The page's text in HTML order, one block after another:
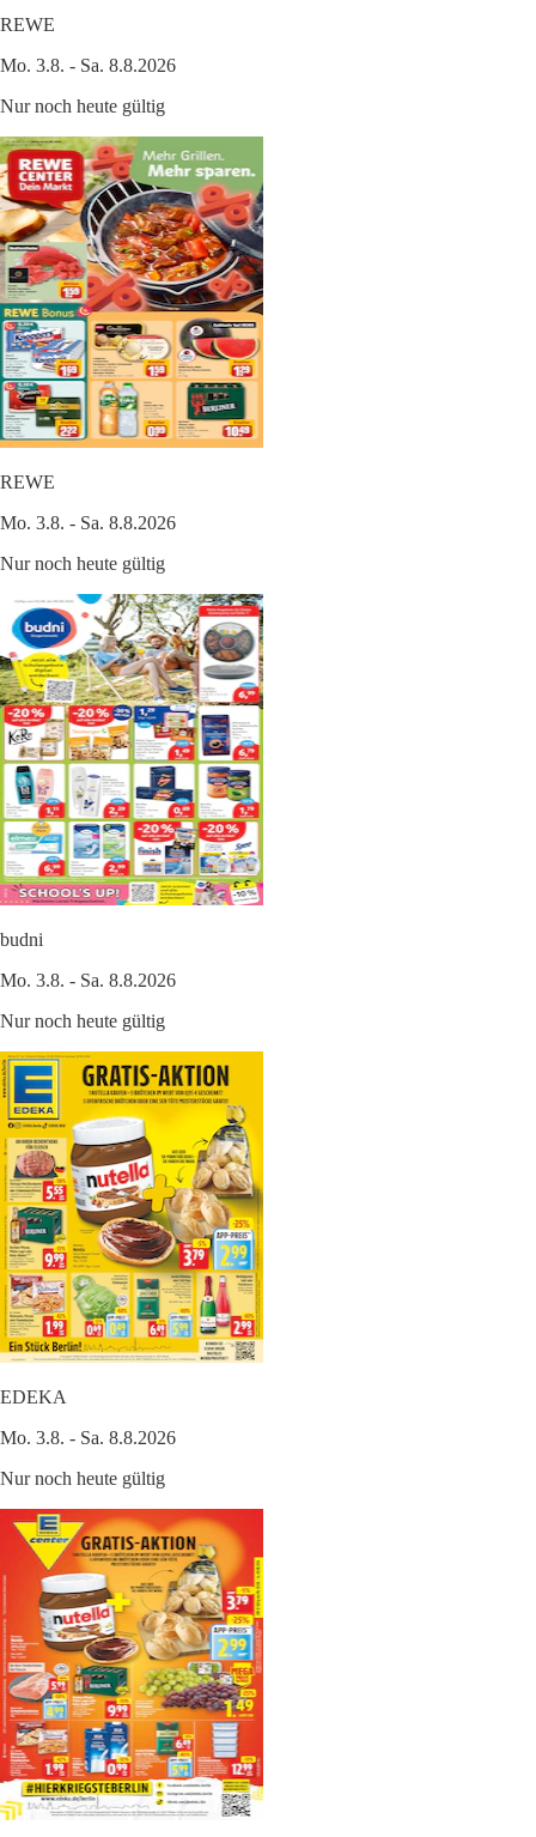
REWE
Mo. 3.8. - Sa. 8.8.2026
Nur noch heute gültig
REWE
Mo. 3.8. - Sa. 8.8.2026
Nur noch heute gültig
budni
Mo. 3.8. - Sa. 8.8.2026
Nur noch heute gültig
EDEKA
Mo. 3.8. - Sa. 8.8.2026
Nur noch heute gültig